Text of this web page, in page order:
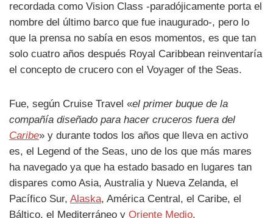
recordada como Vision Class -paradójicamente porta el
nombre del último barco que fue inaugurado-, pero lo
que la prensa no sabía en esos momentos, es que tan
solo cuatro años después Royal Caribbean reinventaría
el concepto de crucero con el Voyager of the Seas.
Fue, según Cruise Travel «el primer buque de la
compañía diseñado para hacer cruceros fuera del
Caribe» y durante todos los años que lleva en activo
es, el Legend of the Seas, uno de los que más mares
ha navegado ya que ha estado basado en lugares tan
dispares como Asia, Australia y Nueva Zelanda, el
Pacífico Sur, Alaska, América Central, el Caribe, el
Báltico, el Mediterráneo y Oriente Medio.